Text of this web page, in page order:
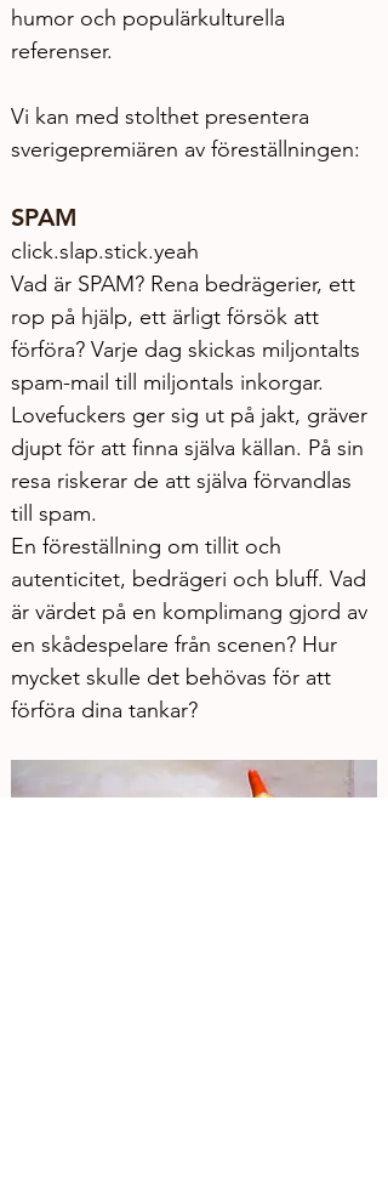
humor och populärkulturella
referenser.
Vi kan med stolthet presentera
sverigepremiären av föreställningen:
SPAM
click.slap.stick.yeah
Vad är SPAM? Rena bedrägerier, ett
rop på hjälp, ett ärligt försök att
förföra? Varje dag skickas miljontalts
spam-mail till miljontals inkorgar.
Lovefuckers ger sig ut på jakt, gräver
djupt för att finna själva källan. På sin
resa riskerar de att själva förvandlas
till spam.
En föreställning om tillit och
autenticitet, bedrägeri och bluff. Vad
är värdet på en komplimang gjord av
en skådespelare från scenen? Hur
mycket skulle det behövas för att
förföra dina tankar?